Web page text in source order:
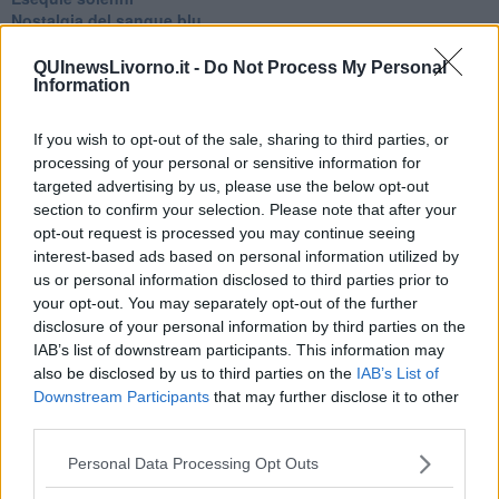
QUInewsLivorno.it - Do Not Process My Personal
Information
If you wish to opt-out of the sale, sharing to third parties, or
processing of your personal or sensitive information for
targeted advertising by us, please use the below opt-out
section to confirm your selection. Please note that after your
opt-out request is processed you may continue seeing
interest-based ads based on personal information utilized by
us or personal information disclosed to third parties prior to
your opt-out. You may separately opt-out of the further
disclosure of your personal information by third parties on the
IAB’s list of downstream participants. This information may
also be disclosed by us to third parties on the IAB’s List of
Downstream Participants that may further disclose it to other
Personal Data Processing Opt Outs
Nostalgia del sangue blu
Non avere e non essere
Armiamoci e... avviatevi
Schizzi di fango
Sor-riso amaro
Fine anno al ristorante
La festa di Capodanno
Natale 2024
Re e regnanti
A noi interessa il dito non la luna
Come rubare allo stato e vivere felici
Una performance
Il compagno
​Io (allo specchio)
Tramonto
Passato, presente, futuro
L'ultimo post
Leggendo l'Eneide